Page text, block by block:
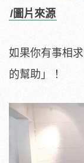
/圖片來源
如果你有事相
的幫助」！